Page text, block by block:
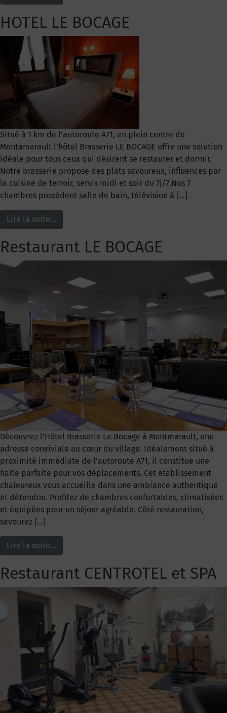
HOTEL LE BOCAGE
Situé à 1 km de l’autoroute A71, en plein centre de
Montamarault l’hôtel Brasserie LE BOCAGE offre une solution
idéale pour tous ceux qui désirent se restaurer et dormir.
Notre brasserie propose des plats savoureux, influencés par
la cuisine de terroir, servis midi et soir du 7j/7.Nos 7
chambres possèdent salle de bain, télévision à […]
Lire la suite…
Restaurant LE BOCAGE
Découvrez l’Hôtel Brasserie Le Bocage à Montmarault, une
adresse conviviale au cœur du village. Idéalement situé à
proximité immédiate de l’autoroute A71, il constitue une
halte parfaite pour vos déplacements. Cet établissement
chaleureux vous accueille dans une ambiance authentique
et détendue. Profitez de chambres confortables, climatisées
et équipées pour un séjour agréable. Côté restauration,
savourez […]
Lire la suite…
Restaurant CENTROTEL et SPA